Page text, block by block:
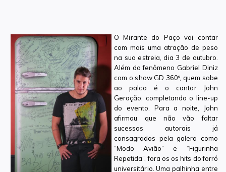
O Mirante do Paço vai contar
com mais uma atração de peso
na sua estreia, dia 3 de outubro.
Além do fenômeno Gabriel Diniz
com o show GD 360º, quem sobe
ao palco é o cantor John
Geração, completando o line-up
do evento. Para a noite, John
afirmou que não vão faltar
sucessos autorais já
consagrados pela galera como
“Modo Avião” e “Figurinha
Repetida”, fora os os hits do forró
universitário. Uma palhinha entre